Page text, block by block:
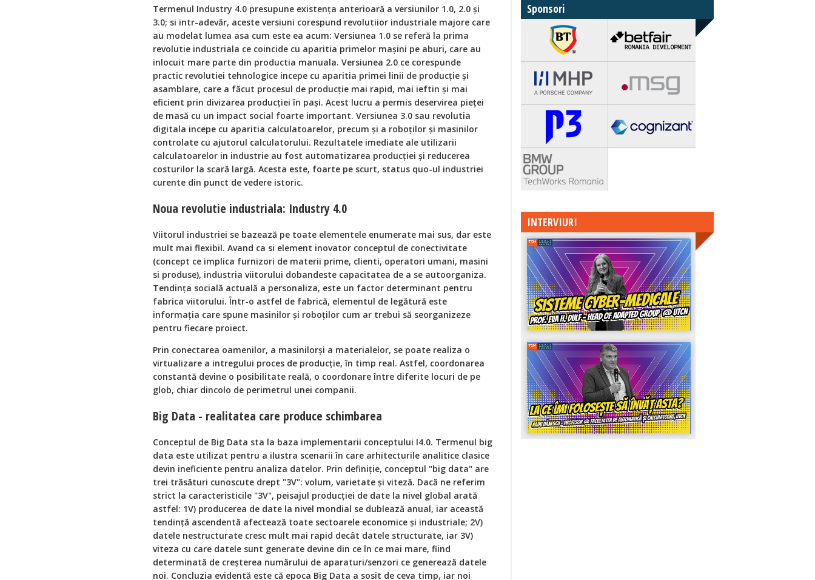
Termenul Industry 4.0 presupune existența anterioară a versiunilor 1.0, 2.0 și
3.0; si intr-adevăr, aceste versiuni corespund revolutiior industriale majore care
au modelat lumea asa cum este ea acum: Versiunea 1.0 se referă la prima
revolutie industriala ce coincide cu aparitia primelor mașini pe aburi, care au
inlocuit mare parte din productia manuala. Versiunea 2.0 ce corespunde
practic revolutiei tehnologice incepe cu aparitia primei linii de producție și
asamblare, care a făcut procesul de producție mai rapid, mai ieftin și mai
eficient prin divizarea producției în pași. Acest lucru a permis deservirea pieței
de masă cu un impact social foarte important. Versiunea 3.0 sau revolutia
digitala incepe cu aparitia calculatoarelor, precum și a roboților și masinilor
controlate cu ajutorul calculatorului. Rezultatele imediate ale utilizarii
calculatoarelor in industrie au fost automatizarea producției și reducerea
costurilor la scară largă. Acesta este, foarte pe scurt, status quo-ul industriei
curente din punct de vedere istoric.
Noua revolutie industriala: Industry 4.0
Viitorul industriei se bazează pe toate elementele enumerate mai sus, dar este
mult mai flexibil. Avand ca si element inovator conceptul de conectivitate
(concept ce implica furnizori de materii prime, clienti, operatori umani, masini
si produse), industria viitorului dobandeste capacitatea de a se autoorganiza.
Tendința socială actuală a personaliza, este un factor determinant pentru
fabrica viitorului. Într-o astfel de fabrică, elementul de legătură este
informația care spune masinilor și roboților cum ar trebui să seorganizeze
pentru fiecare proiect.
Prin conectarea oamenilor, a masinilorși a materialelor, se poate realiza o
virtualizare a intregului proces de producție, în timp real. Astfel, coordonarea
constantă devine o posibilitate reală, o coordonare între diferite locuri de pe
glob, chiar dincolo de perimetrul unei companii.
Big Data - realitatea care produce schimbarea
Conceptul de Big Data sta la baza implementarii conceptului I4.0. Termenul big
data este utilizat pentru a ilustra scenarii în care arhitecturile analitice clasice
devin ineficiente pentru analiza datelor. Prin definiție, conceptul "big data" are
trei trăsături cunoscute drept "3V": volum, varietate și viteză. Dacă ne referim
strict la caracteristicile "3V", peisajul producției de date la nivel global arată
astfel: 1V) producerea de date la nivel mondial se dublează anual, iar această
tendință ascendentă afectează toate sectoarele economice și industriale; 2V)
datele nestructurate cresc mult mai rapid decât datele structurate, iar 3V)
viteza cu care datele sunt generate devine din ce în ce mai mare, fiind
determinată de creșterea numărului de aparaturi/senzori ce generează datele
noi. Concluzia evidentă este că epoca Big Data a sosit de ceva timp, iar noi
Sponsori
INTERVIURI